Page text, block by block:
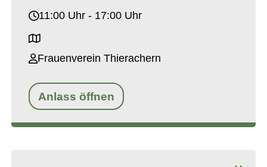
11:00 Uhr - 17:00 Uhr
Frauenverein Thierachern
Anlass öffnen